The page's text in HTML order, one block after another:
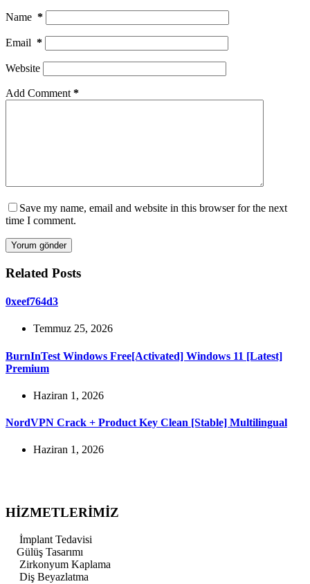
Name *
Email *
Website
Add Comment *
Save my name, email and website in this browser for the next
time I comment.
Yorum gönder
Related Posts
0xeef764d3
Temmuz 25, 2026
BurnInTest Windows Free[Activated] Windows 11 [Latest]
Premium
Haziran 1, 2026
NordVPN Crack + Product Key Clean [Stable] Multilingual
Haziran 1, 2026
HİZMETLERİMİZ
İmplant Tedavisi
Gülüş Tasarımı
Zirkonyum Kaplama
Diş Beyazlatma